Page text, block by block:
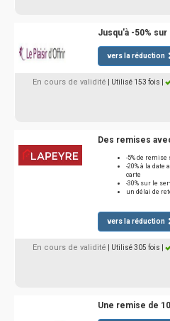
Jusqu'à -50%
vers la réduction
En cours de validité | Utilisé 153 fois
Des remises
-5% de remise
-20% à la
carte
-30% sur le
un délai de
vers la réduction
En cours de validité | Utilisé 305 fois
Une remise de